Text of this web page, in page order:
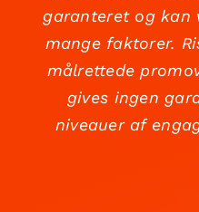
garanteret og
mange faktorer.
målrettede
gives ingen
niveauer af